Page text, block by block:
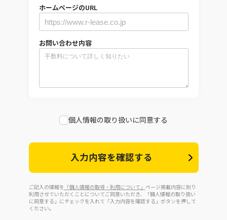
ホームページのURL
お問い合わせ内容
個人情報の取り扱いに同意する
入力内容を確認する
ご記入の情報を 「個人情報の取得・利用について」 ページ掲載内容に則り
利用させていただくことについてご同意いただき、「個人情報の取り扱い
に同意する」にチェックを入れて「入力内容を確認する」ボタンを押して
ください。